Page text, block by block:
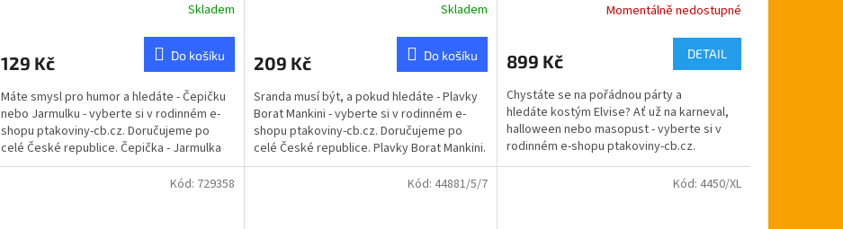
je
z
5
hvězdiček.
Skladem
129 Kč Do košíku
Máte smysl pro humor a hledáte - Čepičku
nebo Jarmulku - vyberte si v rodinném e-
shopu ptakoviny-cb.cz. Doručujeme po
celé České republice. Čepička - Jarmulka
se krásně hodí ke...
je
z
5
hvězdiček.
Skladem
209 Kč Do košíku
Sranda musí být, a pokud hledáte - Plavky
Borat Mankini - vyberte si v rodinném e-
shopu ptakoviny-cb.cz. Doručujeme po
celé České republice. Plavky Borat Mankini.
Momentálně nedostupné
899 Kč DETAIL
Chystáte se na pořádnou párty a
hledáte kostým Elvise? Ať už na karneval,
halloween nebo masopust - vyberte si v
rodinném e-shopu ptakoviny-cb.cz.
Doručujeme po celé...
Kód: 729358 Kód: 44881/5/7 Kód: 4450/XL